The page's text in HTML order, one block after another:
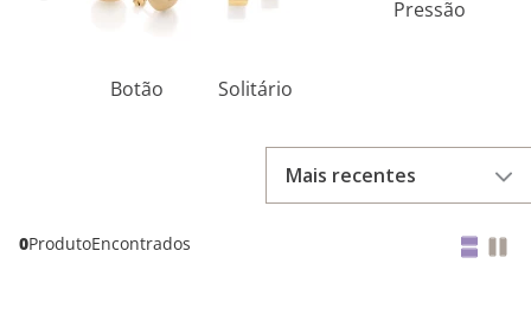
Botão Solitário
Pressão
Mais recentes
0Produto